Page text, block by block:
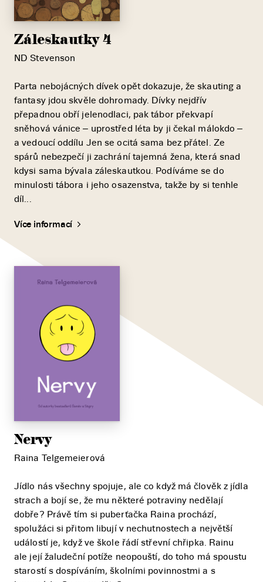
Záleskautky 4
ND Stevenson
Parta nebojácných dívek opět dokazuje, že skauting a
fantasy jdou skvěle dohromady. Dívky nejdřív
přepadnou obří jelenodlaci, pak tábor překvapí
sněhová vánice – uprostřed léta by ji čekal málokdo –
a vedoucí oddílu Jen se ocitá sama bez přátel. Ze
spárů nebezpečí ji zachrání tajemná žena, která snad
kdysi sama bývala záleskautkou. Podíváme se do
minulosti tábora i jeho osazenstva, takže by si tenhle
díl...
Více informací
Nervy
Raina Telgemeierová
Jídlo nás všechny spojuje, ale co když má člověk z jídla
strach a bojí se, že mu některé potraviny nedělají
dobře? Právě tím si puberťačka Raina prochází,
spolužáci si přitom libují v nechutnostech a největší
událostí je, když ve škole řádí střevní chřipka. Rainu
ale její žaludeční potíže neopouští, do toho má spoustu
starostí s dospíváním, školními povinnostmi a s